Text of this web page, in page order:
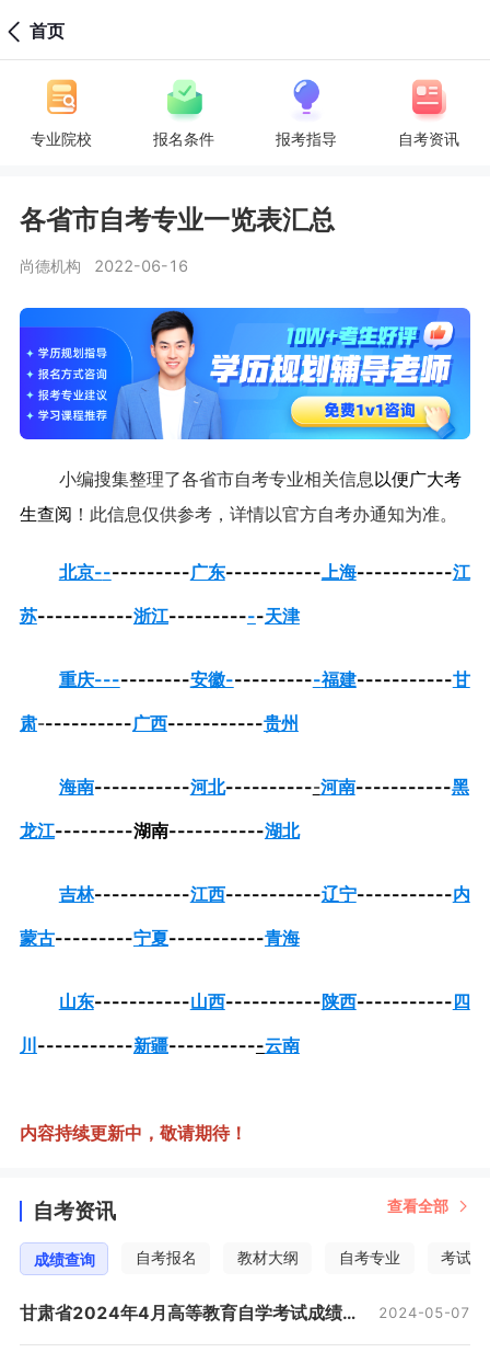
首页
专业院校 报名条件 报考指导 自考资讯
各省市自考专业一览表汇总
尚德机构 2022-06-16
小编搜集整理了各省市自考专业相关信息以便广大考
生查阅 ！此信息仅供参考，详情以官方自考办通知为准。
北京-----------广东-----------上海-----------江
苏-----------浙江-----------天津
重庆-----------安徽-----------福建-----------甘
肃-----------广西-----------贵州
海南-----------河北-----------河南-----------黑
龙江---------湖南-----------湖北
吉林-----------江西-----------辽宁-----------内
蒙古---------宁夏-----------青海
山东-----------山西-----------陕西-----------四
川 -----------新疆-----------云南
内容持续更新中，敬请期待！
自考资讯 查看全部
成绩查询 自考报名 教材大纲 自考专业 考试安
甘肃省2024年4月高等教育自学考试成绩查询的公告 2024-05-07